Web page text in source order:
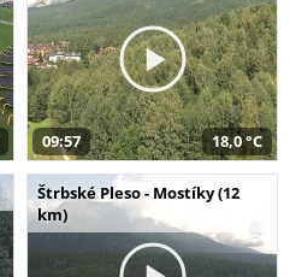
09:57 18,0 °C
Štrbské Pleso - Mostíky (12
km)